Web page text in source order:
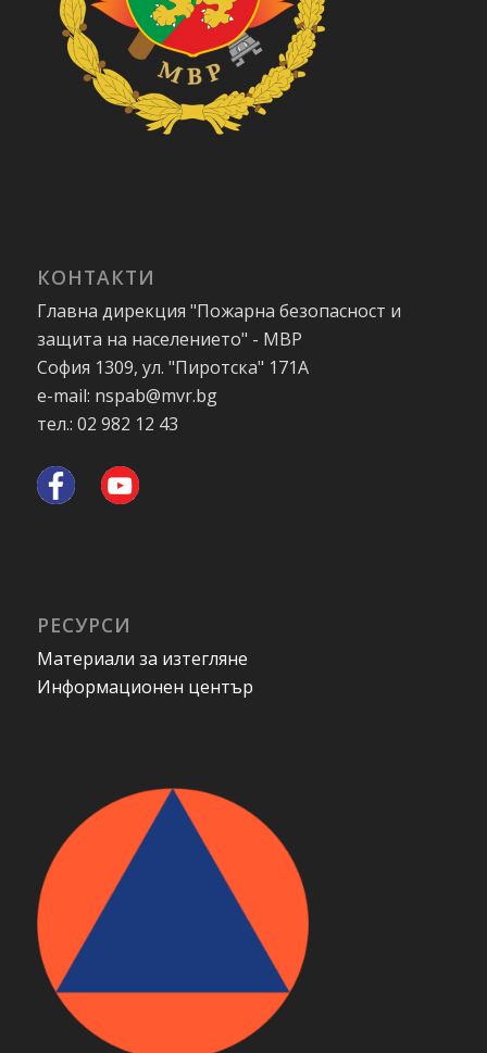
КОНТАКТИ
Главна дирекция "Пожарна безопасност и
защита на населението" - МВР
София 1309, ул. "Пиротска" 171А
e-mail: nspab@mvr.bg
тел.: 02 982 12 43
РЕСУРСИ
Материали за изтегляне
Информационен център